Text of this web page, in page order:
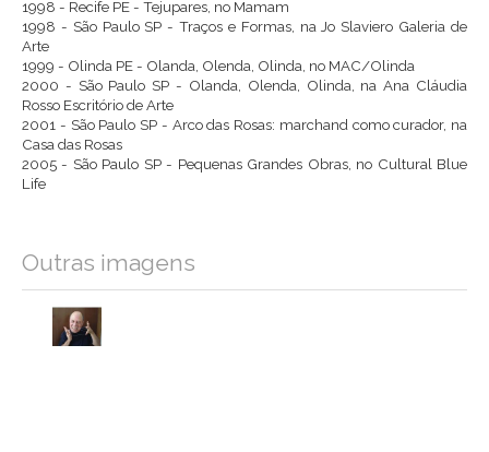
1998 - Recife PE - Tejupares, no Mamam
1998 - São Paulo SP - Traços e Formas, na Jo Slaviero Galeria de
Arte
1999 - Olinda PE - Olanda, Olenda, Olinda, no MAC/Olinda
2000 - São Paulo SP - Olanda, Olenda, Olinda, na Ana Cláudia
Rosso Escritório de Arte
2001 - São Paulo SP - Arco das Rosas: marchand como curador, na
Casa das Rosas
2005 - São Paulo SP - Pequenas Grandes Obras, no Cultural Blue
Life
Outras imagens